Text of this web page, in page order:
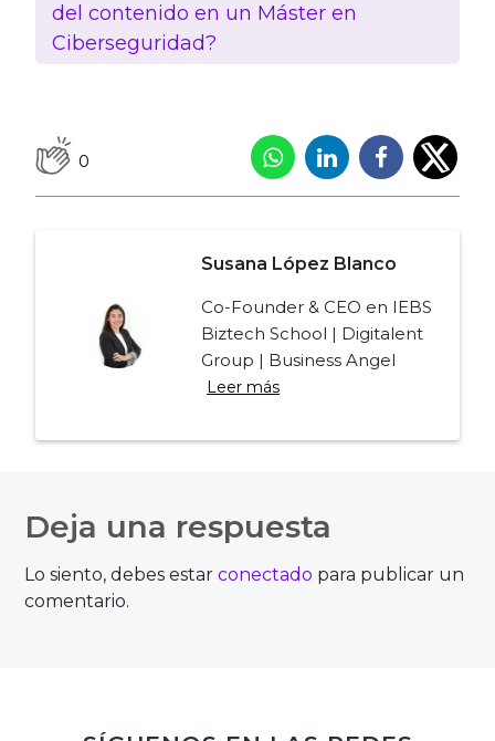
del contenido en un Máster en
Ciberseguridad?
0
Susana López Blanco
Co-Founder & CEO en IEBS
Biztech School | Digitalent
Group | Business Angel
Leer más
de
entradas
Deja una respuesta
Lo siento, debes estarconectado para publicar un
comentario.